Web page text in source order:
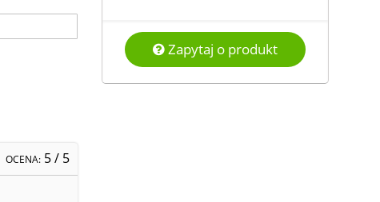
OCENA: 5/ 5
Zapytaj o produkt